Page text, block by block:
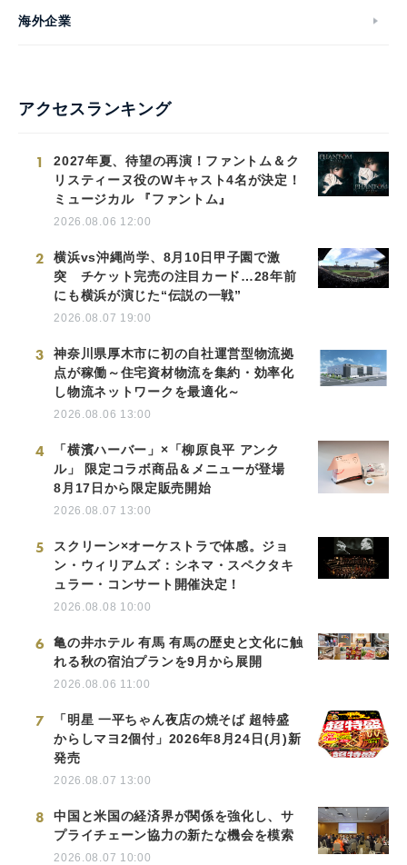
海外企業
アクセスランキング
1
2027年夏、待望の再演！ファントム＆ク
リスティーヌ役のWキャスト4名が決定！
ミュージカル 『ファントム』
2026.08.06 12:00
2
横浜vs沖縄尚学、8月10日甲子園で激
突 チケット完売の注目カード…28年前
にも横浜が演じた“伝説の一戦”
2026.08.07 19:00
3
神奈川県厚木市に初の自社運営型物流拠
点が稼働～住宅資材物流を集約・効率化
し物流ネットワークを最適化～
2026.08.06 13:00
4
「横濱ハーバー」×「柳原良平 アンク
ル」 限定コラボ商品＆メニューが登場
8月17日から限定販売開始
2026.08.07 13:00
5
スクリーン×オーケストラで体感。ジョ
ン・ウィリアムズ：シネマ・スペクタキ
ュラー・コンサート開催決定！
2026.08.08 10:00
6
亀の井ホテル 有馬 有馬の歴史と文化に触
れる秋の宿泊プランを9月から展開
2026.08.06 11:00
7
「明星 一平ちゃん夜店の焼そば 超特盛
からしマヨ2個付」2026年8月24日(月)新
発売
2026.08.07 13:00
8
中国と米国の経済界が関係を強化し、サ
プライチェーン協力の新たな機会を模索
2026.08.07 10:00